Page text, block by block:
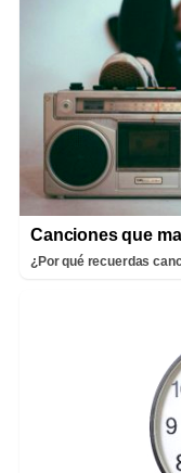
Canciones que
¿Por qué recuerdas